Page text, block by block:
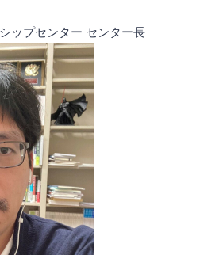
ップセンター センター長